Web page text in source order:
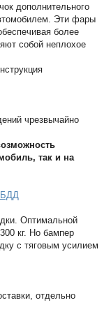
дополнительного
Эти фары
более
собой неплохое
чрезвычайно
так и на
Оптимальной
кг. Но бампер
с тяговым усилием
отдельно